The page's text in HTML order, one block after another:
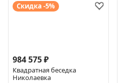
Скидка -5%
984 575 ₽
Квадратная беседка
Николаевка